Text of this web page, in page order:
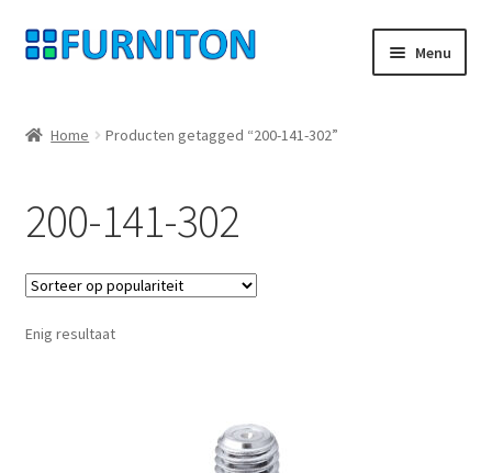
Ga
door
navigatie
Ga
naar
inhoud
Menu
Gegevensbescherming
Herroepingsrecht
Neem contact op met
Home Producten getagged “200-141-302”
200-141-302
Enig resultaat